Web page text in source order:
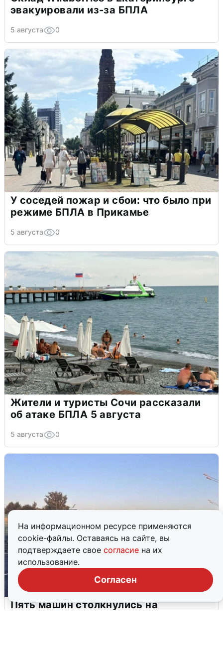
На информационном ресурсе применяются
cookie-файлы. Оставаясь на сайте, вы
подтверждаете свое согласие на их
использование.
Согласен
эвакуировали из-за БПЛА
5 августа 0
У соседей пожар и сбои: что было при
режиме БПЛА в Прикамье
5 августа 0
Жители и туристы Сочи рассказали
об атаке БПЛА 5 августа
5 августа 0
Пять машин столкнулись на